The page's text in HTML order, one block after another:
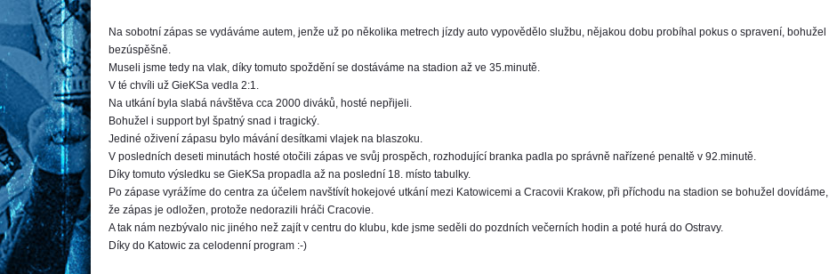
Na sobotní zápas se vydáváme autem, jenže už po několika metrech jízdy auto vypovědělo službu, nějakou dobu probíhal pokus o spravení, bohužel
bezúspěšně.
Museli jsme tedy na vlak, díky tomuto spoždění se dostáváme na stadion až ve 35.minutě.
V té chvíli už GieKSa vedla 2:1.
Na utkání byla slabá návštěva cca 2000 diváků, hosté nepřijeli.
Bohužel i support byl špatný snad i tragický.
Jediné oživení zápasu bylo mávání desítkami vlajek na blaszoku.
V posledních deseti minutách hosté otočili zápas ve svůj prospěch, rozhodující branka padla po správně nařízené penaltě v 92.minutě.
Díky tomuto výsledku se GieKSa propadla až na poslední 18. místo tabulky.
Po zápase vyrážíme do centra za účelem navštívít hokejové utkání mezi Katowicemi a Cracovii Krakow, při příchodu na stadion se bohužel dovídáme,
že zápas je odložen, protože nedorazili hráči Cracovie.
A tak nám nezbývalo nic jiného než zajít v centru do klubu, kde jsme seděli do pozdních večerních hodin a poté hurá do Ostravy.
Díky do Katowic za celodenní program :-)